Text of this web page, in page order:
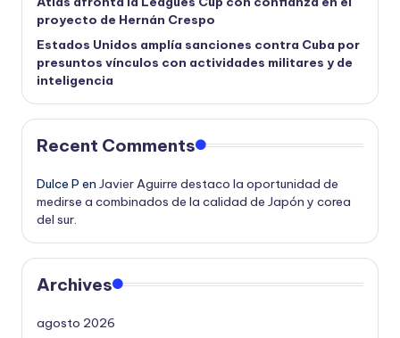
proyecto de Hernán Crespo
Estados Unidos amplía sanciones contra Cuba por
presuntos vínculos con actividades militares y de
inteligencia
Recent Comments
Dulce P en Javier Aguirre destaco la oportunidad de
medirse a combinados de la calidad de Japón y corea
del sur.
Archives
agosto 2026